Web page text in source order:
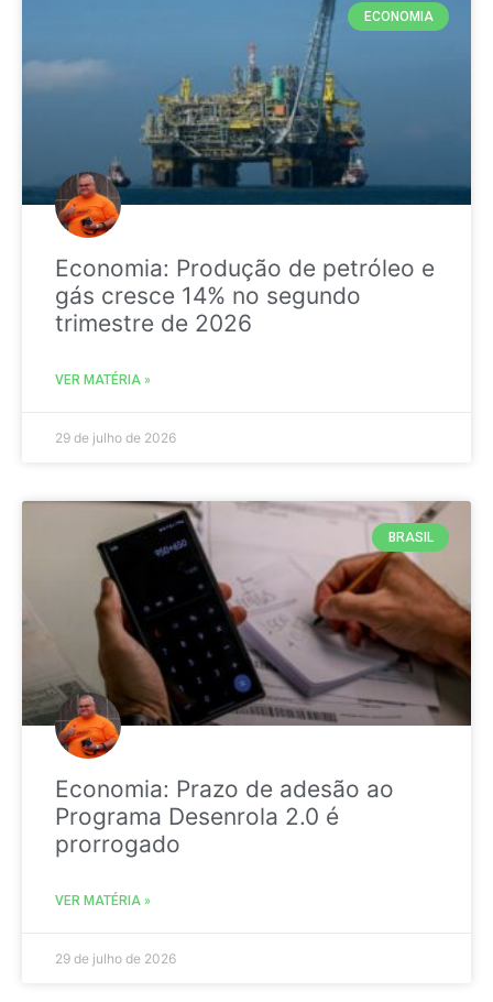
ECONOMIA
Economia: Produção de petróleo e
gás cresce 14% no segundo
trimestre de 2026
VER MATÉRIA »
29 de julho de 2026
BRASIL
Economia: Prazo de adesão ao
Programa Desenrola 2.0 é
prorrogado
VER MATÉRIA »
29 de julho de 2026